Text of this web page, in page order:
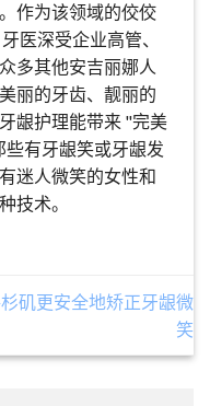
作为该领域的佼佼
医深受企业高管、
多其他安吉丽娜人
丽的牙齿、靓丽的
龈护理能带来 "完美
有牙龈笑或牙龈发
迷人微笑的女性和
技术。
矶更安全地矫正牙龈微
笑